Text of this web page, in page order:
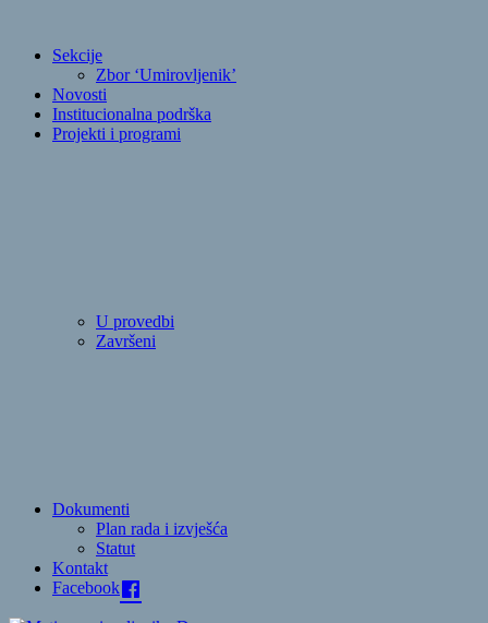
Sekcije
Zbor ‘Umirovljenik’
Novosti
Institucionalna podrška
Projekti i programi
U provedbi
Završeni
Dokumenti
Plan rada i izvješća
Statut
Kontakt
Facebook